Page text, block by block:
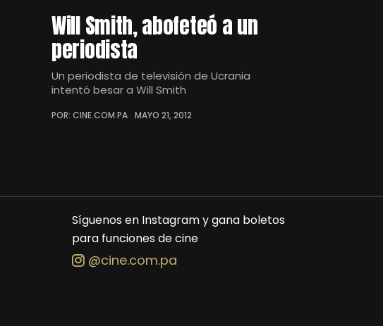
Will Smith, abofeteó a un
periodista
Un periodista de televisión de Ucrania
intentó besar a Will Smith
POR: CINE.COM.PA MAYO 21, 2012
Síguenos en Instagram y gana boletos
para funciones de cine
@cine.com.pa